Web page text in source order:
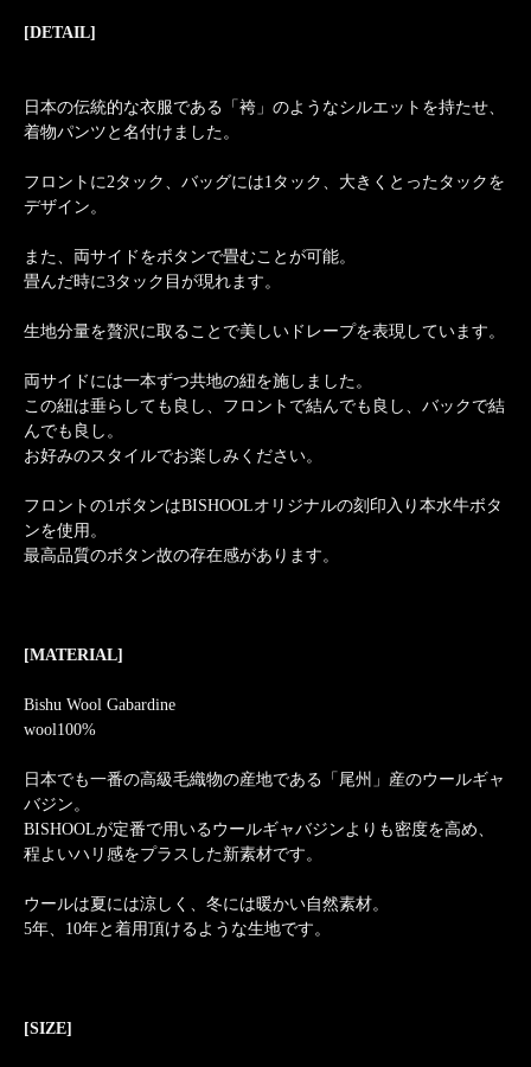
[DETAIL]
日本の伝統的な衣服である「袴」のようなシルエットを持たせ、
着物パンツと名付けました。
フロントに2タック、バッグには1タック、大きくとったタックを
デザイン。
また、両サイドをボタンで畳むことが可能。
畳んだ時に3タック目が現れます。
生地分量を贅沢に取ることで美しいドレープを表現しています。
両サイドには一本ずつ共地の紐を施しました。
この紐は垂らしても良し、フロントで結んでも良し、バックで結
んでも良し。
お好みのスタイルでお楽しみください。
フロントの1ボタンはBISHOOLオリジナルの刻印入り本水牛ボタ
ンを使用。
最高品質のボタン故の存在感があります。
[MATERIAL]
Bishu Wool Gabardine
wool100%
日本でも一番の高級毛織物の産地である「尾州」産のウールギャ
バジン。
BISHOOLが定番で用いるウールギャバジンよりも密度を高め、
程よいハリ感をプラスした新素材です。
ウールは夏には涼しく、冬には暖かい自然素材。
5年、10年と着用頂けるような生地です。
[SIZE]